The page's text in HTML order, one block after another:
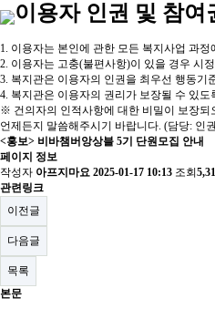
이용자 인권 및 참여
1. 이용자는 본인에 관한 모든 복지사업 과정
2. 이용자는 고충(불편사항)이 있을 경우 시
3. 복지관은 이용자의 인권을 최우선 행동기
4. 복지관은 이용자의 권리가 보장될 수 있도
※ 건의자의 인적사항에 대한 비밀이 보장되
언제든지 말씀해주시기 바랍니다. (담당: 인
<홍보> 비바챔버앙상블 5기 단원모집 안내
페이지 정보
작성자 아프지마요 2025-01-17 10:13 조회
관련링크
이전글
다음글
목록
본문